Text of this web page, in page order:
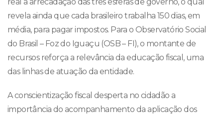
revela ainda que cada brasileiro trabalha 150 dias, em
média, para pagar impostos. Para o Observatório Social
do Brasil – Foz do Iguaçu (OSB – FI), o montante de
recursos reforça a relevância da educação fiscal, uma
das linhas de atuação da entidade.
A conscientização fiscal desperta no cidadão a
importância do acompanhamento da aplicação dos